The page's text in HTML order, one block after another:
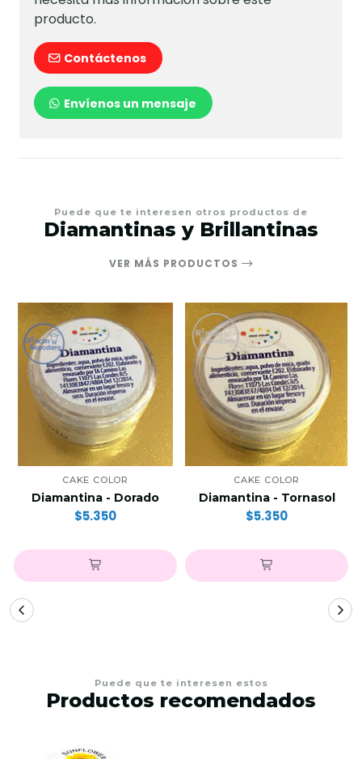
producto.
Contáctenos
Envíenos un mensaje
Puede que te interesen otros productos de
Diamantinas y Brillantinas
VER MÁS PRODUCTOS
CAKE COLOR
Diamantina - Dorado
$5.350
CAKE COLOR
Diamantina - Tornasol
$5.350
Puede que te interesen estos
Productos recomendados